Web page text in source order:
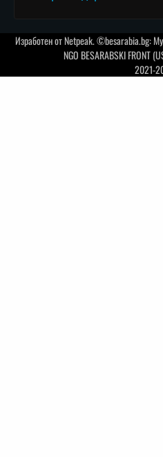
Изработен отNetpeak. ©besarabia.bg:
NGO BESARABSKI FRONT
2021-